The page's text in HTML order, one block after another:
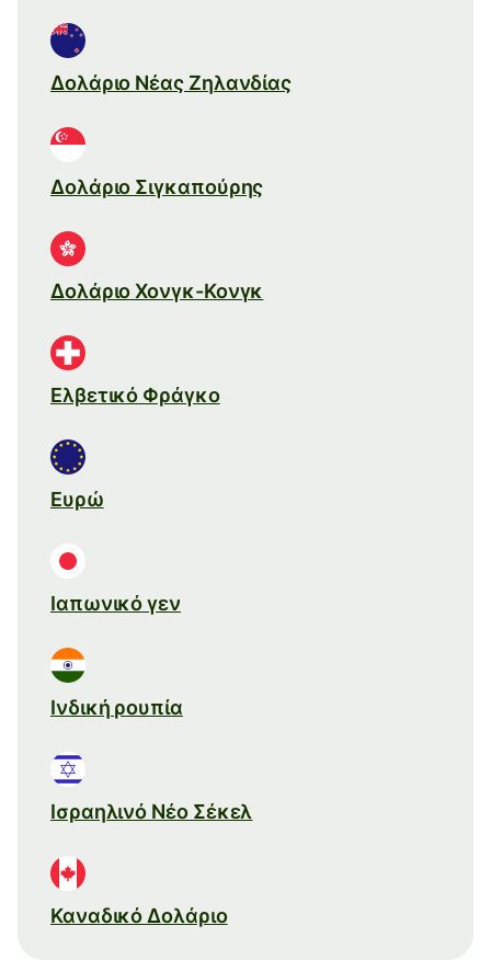
Δολάριο Νέας Ζηλανδίας
Δολάριο Σιγκαπούρης
Δολάριο Χονγκ-Κονγκ
Ελβετικό Φράγκο
Ευρώ
Ιαπωνικό γεν
Ινδική ρουπία
Ισραηλινό Νέο Σέκελ
Καναδικό Δολάριο